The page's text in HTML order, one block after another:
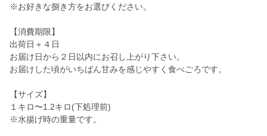
※お好きな捌き方をお選びください。
【消費期限】
出荷日＋４日
お届け日から２日以内にお召し上がり下さい。
お届けした頃がいちばん甘みを感じやすく食べごろです。
【サイズ】
１キロ〜1.2キロ(下処理前)
※水揚げ時の重量です。